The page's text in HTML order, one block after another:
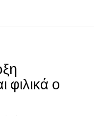
φιλικά ο